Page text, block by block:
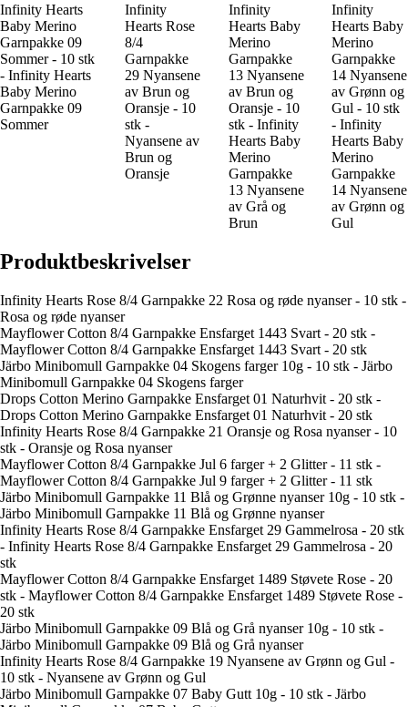
Infinity Hearts
Baby Merino
Garnpakke 09
Sommer - 10 stk
- Infinity Hearts
Baby Merino
Garnpakke 09
Sommer
Infinity
Hearts Rose
8/4
Garnpakke
29 Nyansene
av Brun og
Oransje - 10
stk -
Nyansene av
Brun og
Oransje
Infinity
Hearts Baby
Merino
Garnpakke
13 Nyansene
av Brun og
Oransje - 10
stk - Infinity
Hearts Baby
Merino
Garnpakke
13 Nyansene
av Grå og
Brun
Infinity
Hearts Baby
Merino
Garnpakke
14 Nyansene
av Grønn og
Gul - 10 stk
- Infinity
Hearts Baby
Merino
Garnpakke
14 Nyansene
av Grønn og
Gul
Produktbeskrivelser
Infinity Hearts Rose 8/4 Garnpakke 22 Rosa og røde nyanser - 10 stk -
Rosa og røde nyanser
Mayflower Cotton 8/4 Garnpakke Ensfarget 1443 Svart - 20 stk -
Mayflower Cotton 8/4 Garnpakke Ensfarget 1443 Svart - 20 stk
Järbo Minibomull Garnpakke 04 Skogens farger 10g - 10 stk - Järbo
Minibomull Garnpakke 04 Skogens farger
Drops Cotton Merino Garnpakke Ensfarget 01 Naturhvit - 20 stk -
Drops Cotton Merino Garnpakke Ensfarget 01 Naturhvit - 20 stk
Infinity Hearts Rose 8/4 Garnpakke 21 Oransje og Rosa nyanser - 10
stk - Oransje og Rosa nyanser
Mayflower Cotton 8/4 Garnpakke Jul 6 farger + 2 Glitter - 11 stk -
Mayflower Cotton 8/4 Garnpakke Jul 9 farger + 2 Glitter - 11 stk
Järbo Minibomull Garnpakke 11 Blå og Grønne nyanser 10g - 10 stk -
Järbo Minibomull Garnpakke 11 Blå og Grønne nyanser
Infinity Hearts Rose 8/4 Garnpakke Ensfarget 29 Gammelrosa - 20 stk
- Infinity Hearts Rose 8/4 Garnpakke Ensfarget 29 Gammelrosa - 20
stk
Mayflower Cotton 8/4 Garnpakke Ensfarget 1489 Støvete Rose - 20
stk - Mayflower Cotton 8/4 Garnpakke Ensfarget 1489 Støvete Rose -
20 stk
Järbo Minibomull Garnpakke 09 Blå og Grå nyanser 10g - 10 stk -
Järbo Minibomull Garnpakke 09 Blå og Grå nyanser
Infinity Hearts Rose 8/4 Garnpakke 19 Nyansene av Grønn og Gul -
10 stk - Nyansene av Grønn og Gul
Järbo Minibomull Garnpakke 07 Baby Gutt 10g - 10 stk - Järbo